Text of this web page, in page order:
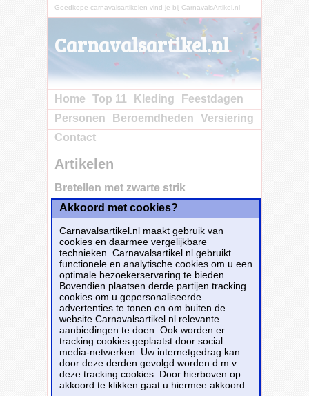
Goedkope carnavalsartikelen vind je bij CarnavalsArtikel.nl
Carnavalsartikel.nl
Home Top 11 Kleding
Feestdagen
Personen
Beroemdheden
Versiering
Contact
Artikelen
Bretellen met zwarte strik
Koop nu bij e-
Carnavalskleding.nl voor slechts€ 3.95!
Dit carnavalsartikelBretellen met zwarte
strikis te bestellen bijE-Carnavalskleding.nl
voor€ 3,95.
Bestellen
Kleuren
Zwart
Bekijk alle carnavalsartikelen
Carnavalsartikelen
Akkoord met cookies?
Carnavalsartikel.nl maakt gebruik van
cookies en daarmee vergelijkbare
technieken. Carnavalsartikel.nl gebruikt
functionele en analytische cookies om u een
optimale bezoekerservaring te bieden.
Bovendien plaatsen derde partijen tracking
cookies om u gepersonaliseerde
advertenties te tonen en om buiten de
website Carnavalsartikel.nl relevante
aanbiedingen te doen. Ook worden er
tracking cookies geplaatst door social
media-netwerken. Uw internetgedrag kan
door deze derden gevolgd worden d.m.v.
deze tracking cookies. Door hierboven op
akkoord te klikken gaat u hiermee akkoord.